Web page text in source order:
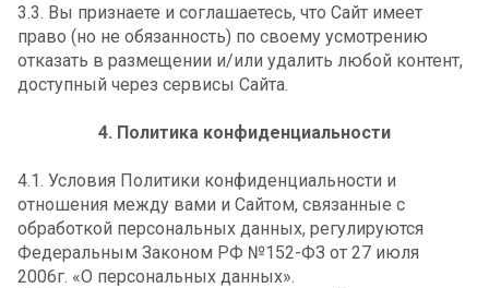
3.3. Вы признаете и соглашаетесь, что Сайт имеет
право (но не обязанность) по своему усмотрению
отказать в размещении и/или удалить любой контент,
доступный через сервисы Сайта.
4. Политика конфиденциальности
4.1. Условия Политики конфиденциальности и
отношения между вами и Сайтом, связанные с
обработкой персональных данных, регулируются
Федеральным Законом РФ №152-ФЗ от 27 июля
2006г. «О персональных данных».